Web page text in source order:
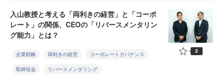
入山教授と考える「両利きの経営」と「コーポ
レート」の関係、CEOの「リバースメンタリン
グ能力」とは？
企業戦略 両利きの経営 コーポレートガバナンス
取締役会 リバースメンタリング
2